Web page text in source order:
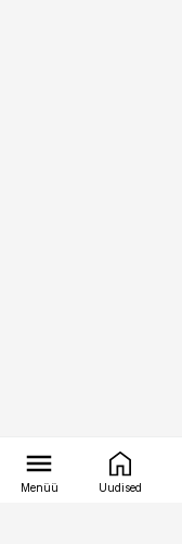
Menüü Uudised